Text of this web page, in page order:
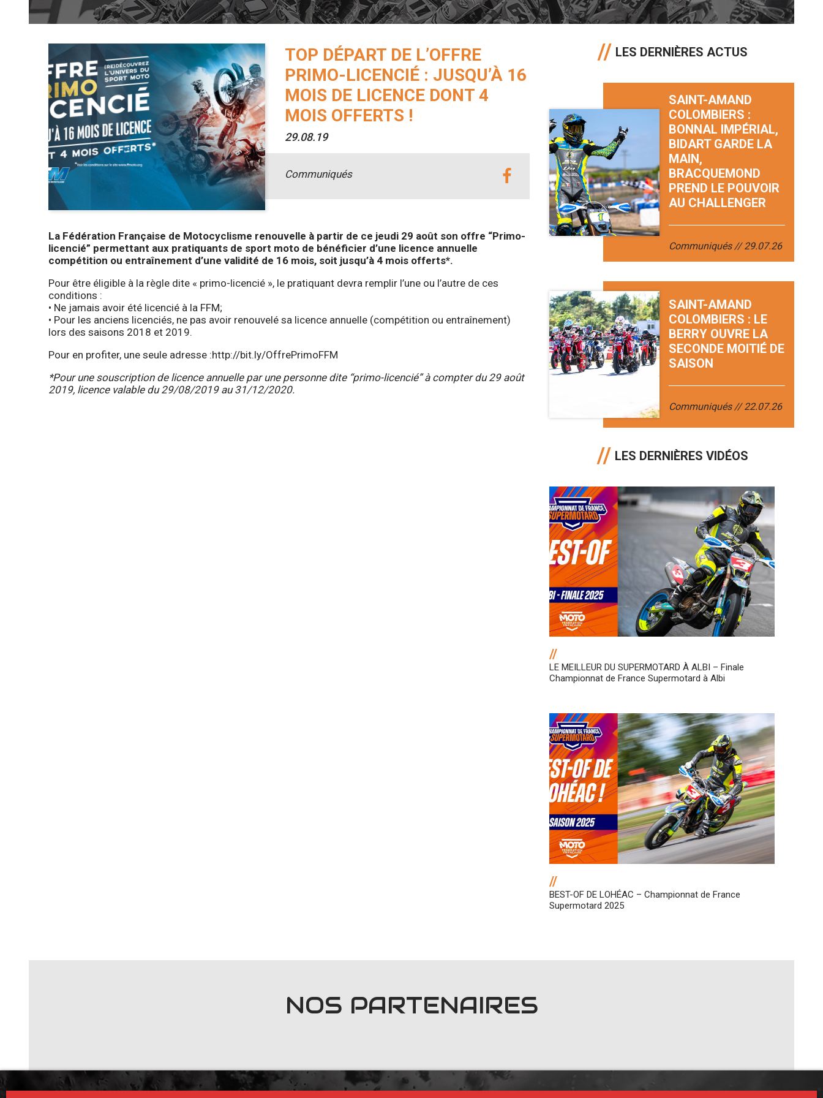
TOP DÉPART DE L’OFFRE
PRIMO-LICENCIÉ : JUSQU’À 16
MOIS DE LICENCE DONT 4
MOIS OFFERTS !
29.08.19
Communiqués
La Fédération Française de Motocyclisme renouvelle à partir de ce jeudi 29 août son offre “Primo-
licencié” permettant aux pratiquants de sport moto de bénéficier d’une licence annuelle
compétition ou entraînement d’une validité de 16 mois, soit jusqu’à 4 mois offerts*.
Pour être éligible à la règle dite « primo-licencié », le pratiquant devra remplir l’une ou l’autre de ces
conditions :
• Ne jamais avoir été licencié à la FFM;
• Pour les anciens licenciés, ne pas avoir renouvelé sa licence annuelle (compétition ou entraînement)
lors des saisons 2018 et 2019.
Pour en profiter, une seule adresse :http://bit.ly/OffrePrimoFFM
*Pour une souscription de licence annuelle par une personne dite “primo-licencié” à compter du 29 août
2019, licence valable du 29/08/2019 au 31/12/2020.
LES DERNIÈRES ACTUS
SAINT-AMAND
COLOMBIERS :
BONNAL IMPÉRIAL,
BIDART GARDE LA
MAIN,
BRACQUEMOND
PREND LE POUVOIR
AU CHALLENGER
Communiqués 29.07.26
SAINT-AMAND
COLOMBIERS : LE
BERRY OUVRE LA
SECONDE MOITIÉ DE
SAISON
Communiqués 22.07.26
LES DERNIÈRES VIDÉOS
//
LE MEILLEUR DU SUPERMOTARD À ALBI – Finale
Championnat de France Supermotard à Albi
//
BEST-OF DE LOHÉAC – Championnat de France
Supermotard 2025
NOS PARTENAIRES